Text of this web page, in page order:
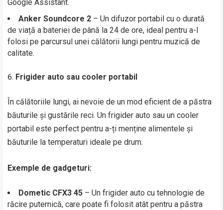
Google Assistant.
Anker Soundcore 2 – Un difuzor portabil cu o durată
de viață a bateriei de până la 24 de ore, ideal pentru a-l
folosi pe parcursul unei călătorii lungi pentru muzică de
calitate.
Frigider auto sau cooler portabil
În călătoriile lungi, ai nevoie de un mod eficient de a păstra
băuturile și gustările reci. Un frigider auto sau un cooler
portabil este perfect pentru a-ți menține alimentele și
băuturile la temperaturi ideale pe drum.
Exemple de gadgeturi:
Dometic CFX3 45 – Un frigider auto cu tehnologie de
răcire puternică, care poate fi folosit atât pentru a păstra